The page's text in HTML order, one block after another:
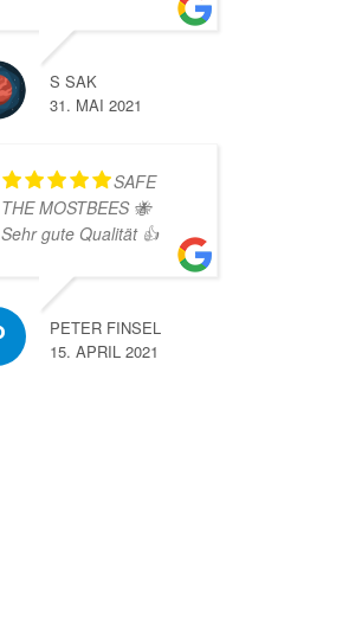
S SAK
31. MAI 2021
SAFE
THE MOSTBEES 🐝
Sehr gute Qualität 👍
PETER FINSEL
15. APRIL 2021